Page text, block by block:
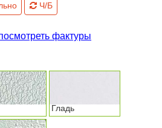
Ч/Б
фактуры
Гладь